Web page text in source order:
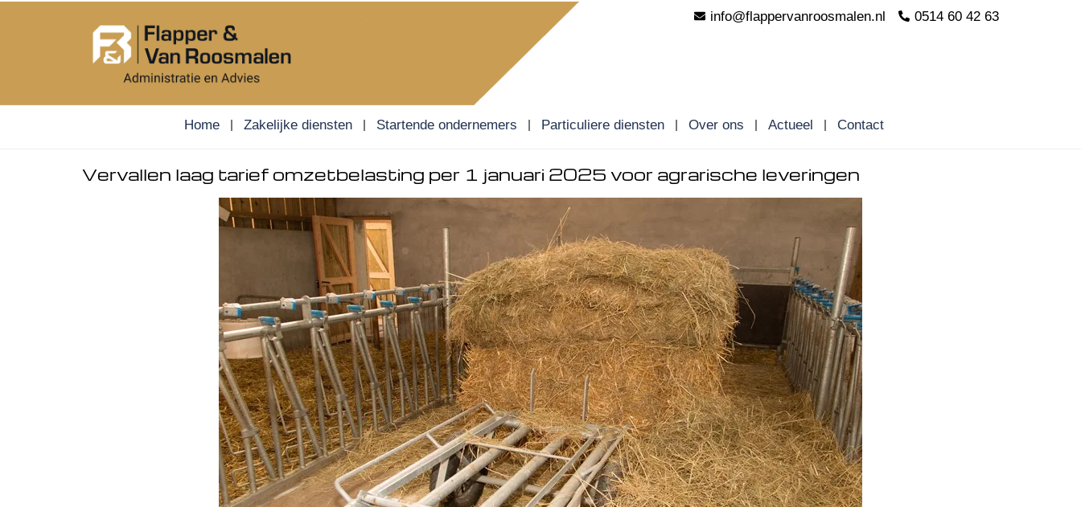
info@flappervanroosmalen.nl 0514 60 42 63
Home Zakelijke diensten Startende ondernemers Particuliere diensten Over ons Actueel Contact
Vervallen laag tarief omzetbelasting per 1 januari 2025 voor agrarische leveringen